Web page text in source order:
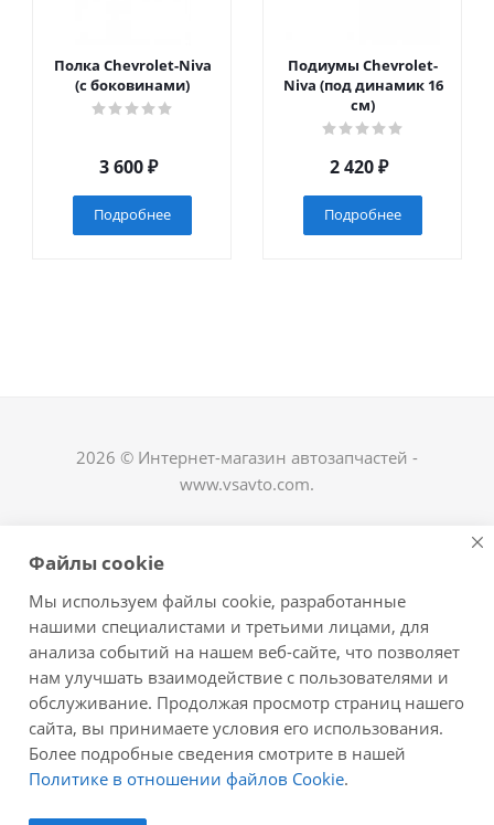
Полка Chevrolet-Niva
(с боковинами)
3 600₽
Подробнее
Подиумы Chevrolet-
Niva (под динамик 16
см)
2 420₽
Подробнее
2026 © Интернет-магазин автозапчастей -
www.vsavto.com.
+7 (8482) 622-122 avtovs@yandex.ru
г. Тольятти, ул. Офицерская 14, ГСК "Пламя", 4
этаж, офис 476
Оставайтесь на связи
Файлы cookie
Мы используем файлы cookie, разработанные
нашими специалистами и третьими лицами, для
анализа событий на нашем веб-сайте, что позволяет
нам улучшать взаимодействие с пользователями и
обслуживание. Продолжая просмотр страниц нашего
сайта, вы принимаете условия его использования.
Более подробные сведения смотрите в нашей
Политике в отношении файлов Cookie.